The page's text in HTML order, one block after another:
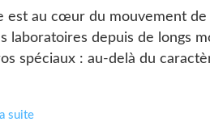
est au cœur du mouvement de
laboratoires depuis de longs
spéciaux : au-delà du
suite